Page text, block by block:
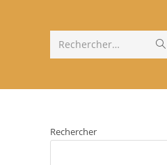
Rechercher…
Rechercher